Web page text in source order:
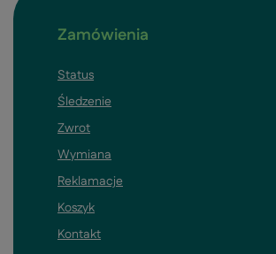
Zamówienia
Status
Śledzenie
Zwrot
Wymiana
Reklamacje
Koszyk
Kontakt